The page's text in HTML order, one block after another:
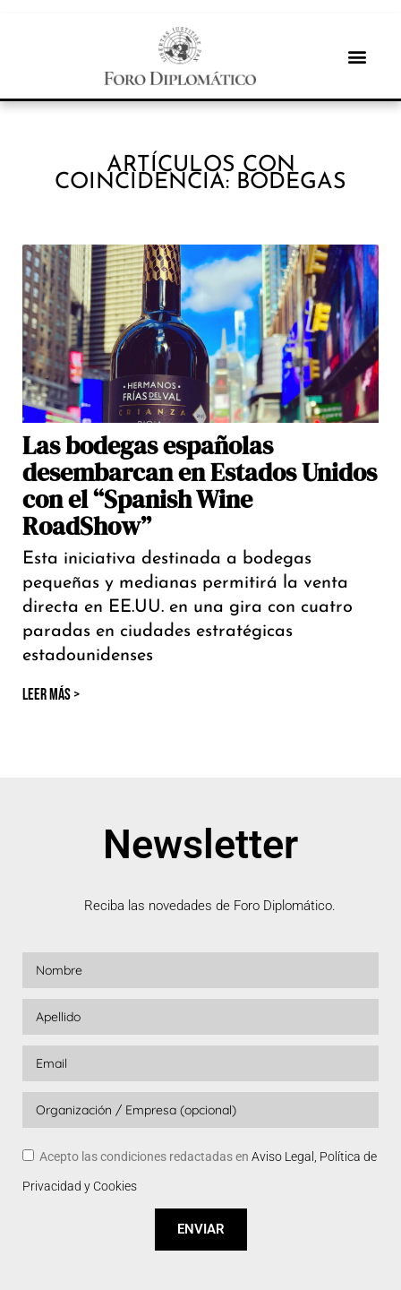
ARTÍCULOS CON
COINCIDENCIA: BODEGAS
Las bodegas españolas
desembarcan en Estados Unidos
con el “Spanish Wine
RoadShow”
Esta iniciativa destinada a bodegas
pequeñas y medianas permitirá la venta
directa en EE.UU. en una gira con cuatro
paradas en ciudades estratégicas
estadounidenses
LEER MÁS >
Newsletter
Reciba las novedades de Foro Diplomático.
Acepto las condiciones redactadas en Aviso Legal, Política de
Privacidad y Cookies
ENVIAR